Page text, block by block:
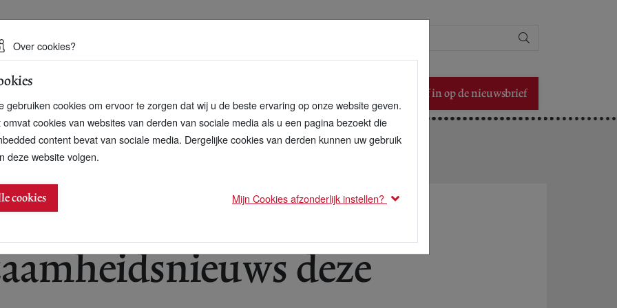
duurzame toekomst
Schrijf in op de nieuwsbrief
zomer in het kort (2)
deze
Over cookies?
gebruiken cookies om ervoor te zorgen dat wij u de beste ervaring op onze website geven.
omvat cookies van websites van derden van sociale media als u een pagina bezoekt die
content bevat van sociale media. Dergelijke cookies van derden kunnen uw gebruik
deze website volgen.
cookies Mijn Cookies afzonderlijk instellen?